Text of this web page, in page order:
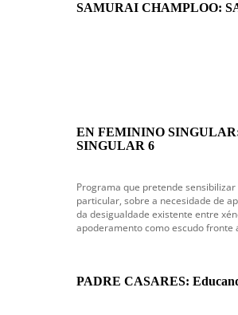
SAMURAI CHAMPLOO:
EN FEMININO
SINGULAR 6
Programa que pretende
particular, sobre a necesidade de
da desigualdade existente entre
apoderamento como escudo fronte
PADRE CASARES: